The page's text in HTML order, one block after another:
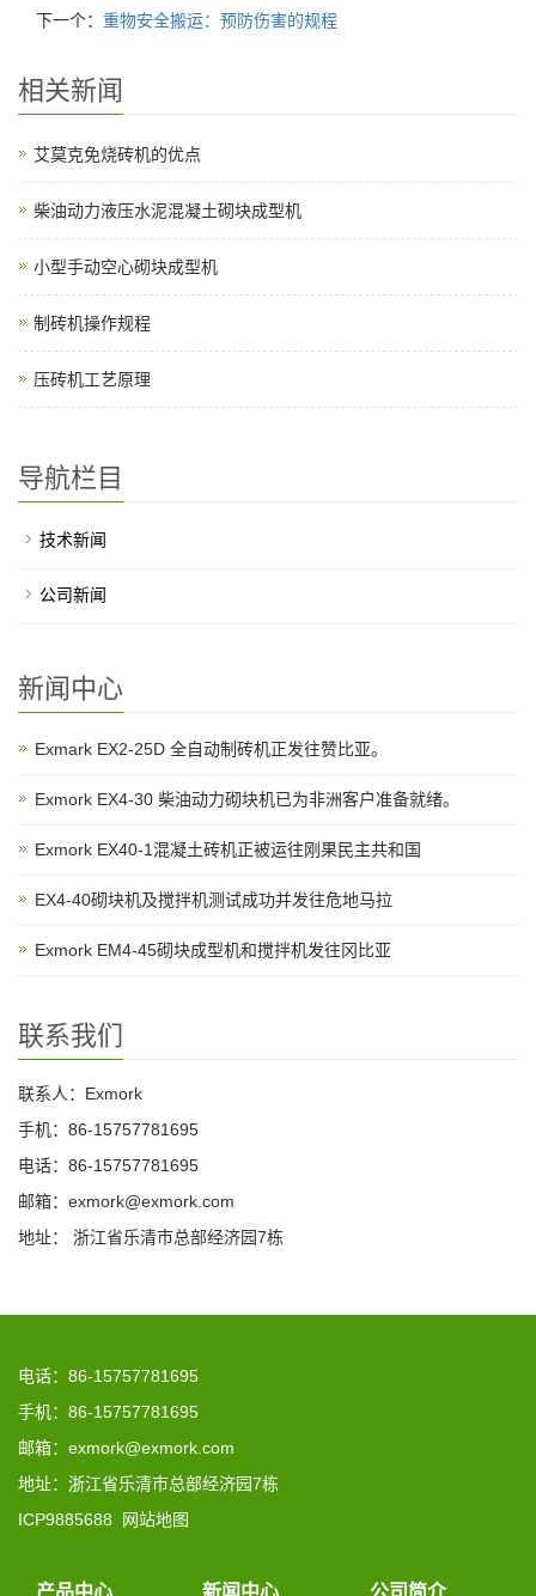
下一个： 重物安全搬运：预防伤害的规程
相关新闻
艾莫克免烧砖机的优点
柴油动力液压水泥混凝土砌块成型机
小型手动空心砌块成型机
制砖机操作规程
压砖机工艺原理
导航栏目
技术新闻
公司新闻
新闻中心
Exmark EX2-25D 全自动制砖机正发往赞比亚。
Exmork EX4-30 柴油动力砌块机已为非洲客户准备就绪。
Exmork EX40-1混凝土砖机正被运往刚果民主共和国
EX4-40砌块机及搅拌机测试成功并发往危地马拉
Exmork EM4-45砌块成型机和搅拌机发往冈比亚
联系我们
联系人：Exmork
手机：86-15757781695
电话：86-15757781695
邮箱：exmork@exmork.com
地址： 浙江省乐清市总部经济园7栋
电话：86-15757781695
手机：86-15757781695
邮箱：exmork@exmork.com
地址：浙江省乐清市总部经济园7栋
ICP9885688
网站地图
产品中心 新闻中心 公司简介